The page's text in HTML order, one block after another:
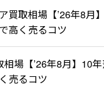
付金は早く売る
は、先に年払いして
ものです。ですから
却するほど多く還付さ
買取相場【’26年8月
高く売るコツ
場【’26年8月】10
売るコツ